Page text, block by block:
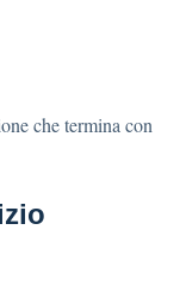
che termina con